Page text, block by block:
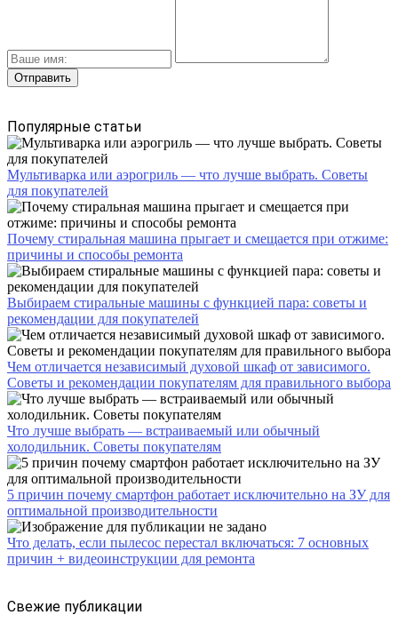
Популярные статьи
Мультиварка или аэрогриль — что лучше выбрать. Советы
для покупателей
Почему стиральная машина прыгает и смещается при отжиме:
причины и способы ремонта
Выбираем стиральные машины с функцией пара: советы и
рекомендации для покупателей
Чем отличается независимый духовой шкаф от зависимого.
Советы и рекомендации покупателям для правильного выбора
Что лучше выбрать — встраиваемый или обычный
холодильник. Советы покупателям
5 причин почему смартфон работает исключительно на ЗУ для
оптимальной производительности
Что делать, если пылесос перестал включаться: 7 основных
причин + видеоинструкции для ремонта
Свежие публикации